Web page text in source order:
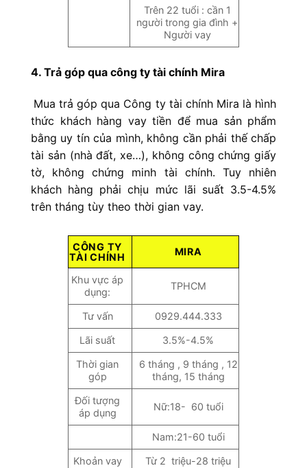
Trên 22 tuổi : cần 1
người trong gia đình +
Người vay
4. Trả góp qua công ty tài chính Mira
Mua trả góp qua Công ty tài chính Mira là hình
thức khách hàng vay tiền để mua sản phẩm
bằng uy tín của mình, không cần phải thế chấp
tài sản (nhà đất, xe…), không công chứng giấy
tờ, không chứng minh tài chính. Tuy nhiên
khách hàng phải chịu mức lãi suất 3.5-4.5%
trên tháng tùy theo thời gian vay.
CÔNG TY
TÀI CHÍNH
MIRA
Khu vực áp
dụng:
TPHCM
Tư vấn 0929.444.333
Lãi suất 3.5%-4.5%
Thời gian
góp
6 tháng , 9 tháng , 12
tháng, 15 tháng
Đối tượng
áp dụng
Nữ:18- 60 tuổi
Nam:21-60 tuổi
Khoản vay Từ 2 triệu-28 triệu